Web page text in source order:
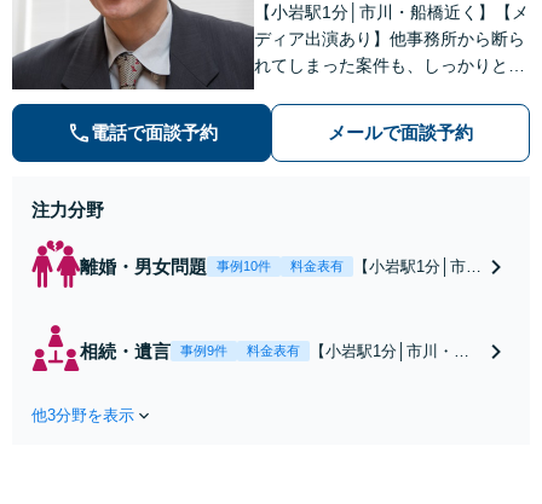
【小岩駅1分│市川・船橋近く】【メ
ディア出演あり】他事務所から断ら
れてしまった案件も、しっかりと面
【解決実績約1000件】豊富な離婚調
停・裁判実績あり【不動産業界出
電話で面談予約 メールで面談予約
注力分野
離婚・男女問題 事例10件 料金表有
【小岩駅1分│市
回避、裁判提起前
の和解、子の認知
相続・遺言 事例9件 料金表有
【小岩駅1分│市川・船
他3分野を表示